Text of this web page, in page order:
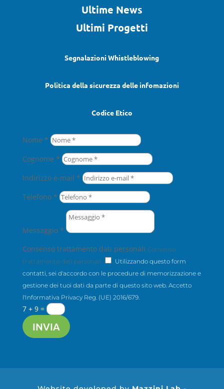
Ultime News
Ultimi Progetti
Segnalazioni Whistleblowing
Politica della sicurezza delle infomazioni
Codice Etico
Nome *
Cognome *
Indirizzo e-mail *
Telefono *
Messaggio *
Consenso trattamento dati personali Consenso
trattamento dati personali
Utilizzando questo form
contatti, sei d'accordo con le procedure di memorizzazione e
gestione dei tuoi dati da parte di questo sito web. Accetto
l'Informativa Privacy Reg. (UE) 2016/679.
7 + 9=
INVIA